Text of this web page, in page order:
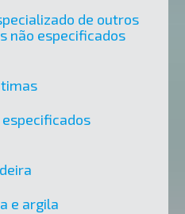
de outros
não especificados
especificados
e argila